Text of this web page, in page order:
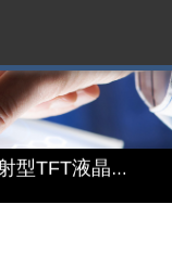
【省エネ革新】超低消費電力 反射型TFT液晶モジュール
【デザインと機能の融合】表示・タッチ・ミラーを融合したインテリジェント3in1ディスプレイモジュール